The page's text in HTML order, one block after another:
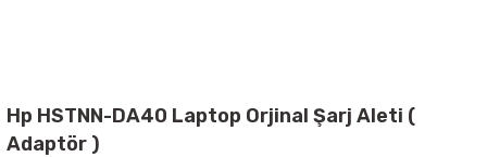
Hp HSTNN-DA40 Laptop Orjinal Şarj Aleti (
Adaptör )